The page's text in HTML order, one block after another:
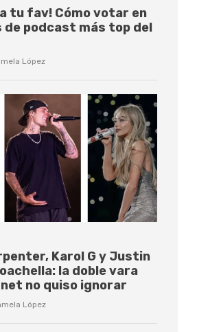
a tu fav! Cómo votar en
de podcast más top del
López
Karol G y Justin
la doble vara
no quiso ignorar
López